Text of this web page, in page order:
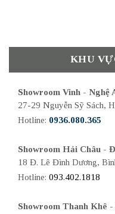
KHU
Showroom Vinh - Nghệ
27-29 Nguyễn Sỹ Sách,
Hotline: 0936.080.365
Showroom Hải Châu -
18 Đ. Lê Đình Dương,
Hotline: 093.402.1818
Showroom Thanh Khê